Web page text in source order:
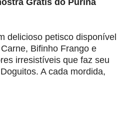
delicioso petisco disponível
Bifinho Frango e
irresistíveis que faz seu
A cada mordida,